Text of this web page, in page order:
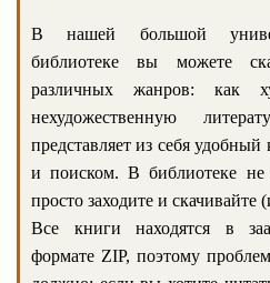
В нашей большой
библиотеке вы можете
различных жанров: как
нехудожественную
представляет из себя
и поиском. В библиотеке не
просто заходите и скачивайте
Все книги находятся в
формате ZIP, поэтому